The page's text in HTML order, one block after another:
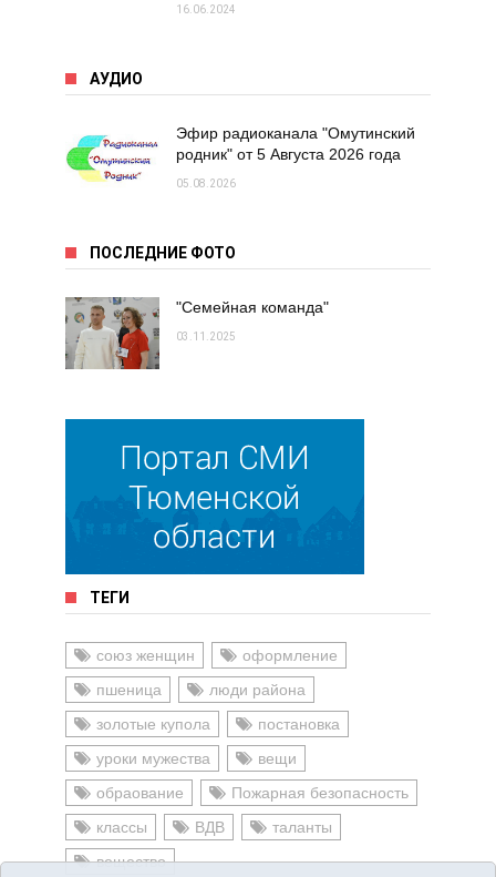
16.06.2024
АУДИО
Эфир радиоканала "Омутинский
родник" от 5 Августа 2026 года
05.08.2026
ПОСЛЕДНИЕ ФОТО
"Семейная команда"
03.11.2025
ТЕГИ
союз женщин
оформление
пшеница
люди района
золотые купола
постановка
уроки мужества
вещи
обраование
Пожарная безопасность
классы
ВДВ
таланты
вещество